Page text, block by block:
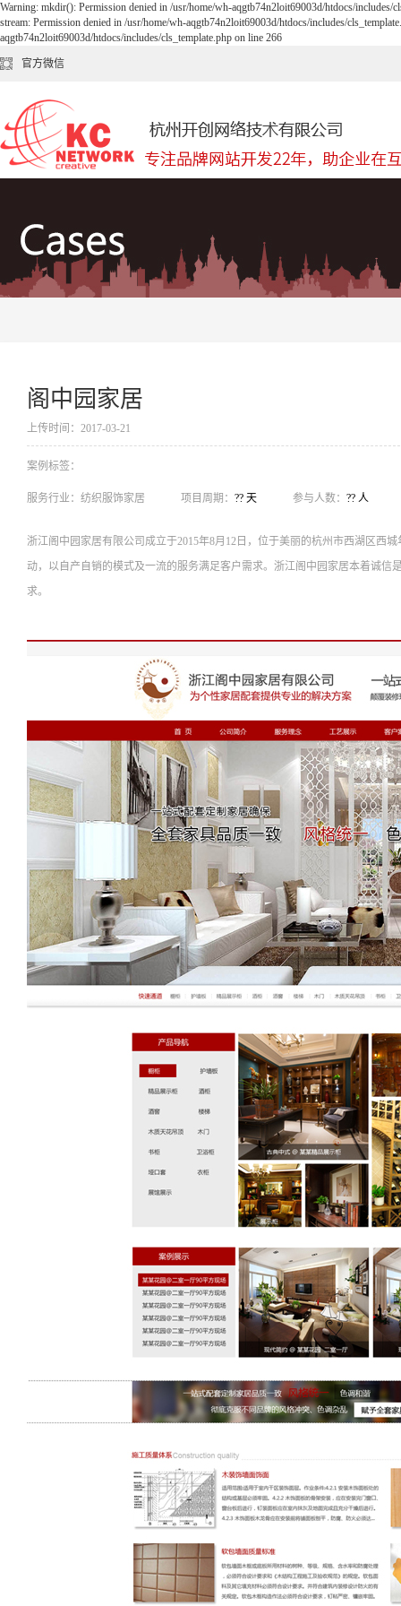
Warning: mkdir(): Permission denied in /usr/home/wh-aqgtb74n2loit69003d/htdocs/
stream: Permission denied in /usr/home/wh-aqgtb74n2loit69003d/htdocs/includes/
aqgtb74n2loit69003d/htdocs/includes/cls_template.php on line 266
官方微信
阁中园家居
上传时间：2017-03-21
案例标签：
服务行业： 纺织服饰家居 项目周期： ?? 天 参与人数： ?? 人
浙江阁中园家居有限公司成立于2015年8月12日，位于美丽的杭州市西湖区西
动，以自产自销的模式及一流的服务满足客户需求。浙江阁中园家居本着诚
求。